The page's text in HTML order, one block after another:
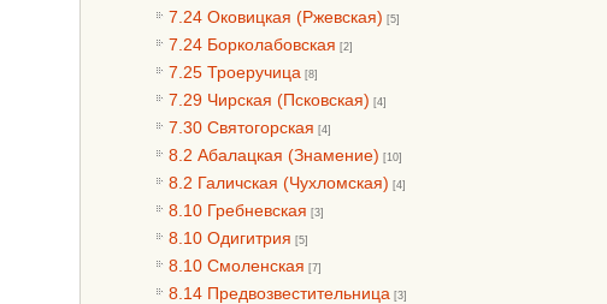
7.24 Оковицкая (Ржевская) [5]
7.24 Борколабовская [2]
7.25 Троеручица [8]
7.29 Чирская (Псковская) [4]
7.30 Святогорская [4]
8.2 Абалацкая (Знамение) [10]
8.2 Галичская (Чухломская) [4]
8.10 Гребневская [3]
8.10 Одигитрия [5]
8.10 Смоленская [7]
8.14 Предвозвестительница [3]